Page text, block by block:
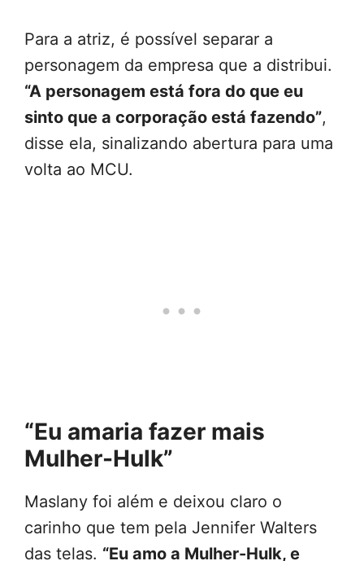
Para a atriz, é possível separar a
personagem da empresa que a distribui.
“A personagem está fora do que eu
sinto que a corporação está fazendo”,
disse ela, sinalizando abertura para uma
volta ao MCU.
“Eu amaria fazer mais
Mulher-Hulk”
Maslany foi além e deixou claro o
carinho que tem pela Jennifer Walters
das telas. “Eu amo a Mulher-Hulk, e